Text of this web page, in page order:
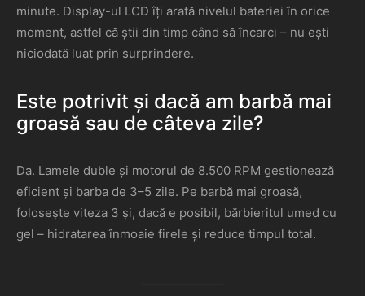
minute. Display-ul LCD îți arată nivelul bateriei în orice
moment, astfel că știi din timp când să încarci – nu ești
niciodată luat prin surprindere.
Este potrivit și dacă am barbă mai
groasă sau de câteva zile?
Da. Lamele duble și motorul de 8.500 RPM gestionează
eficient și barba de 3–5 zile. Pe barbă mai groasă,
folosește viteza 3 și, dacă e posibil, bărbieritul umed cu
gel – hidratarea înmoaie firele și reduce timpul total.